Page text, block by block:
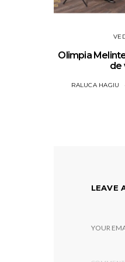
Olimpia
de
RALUCA HAGIU
LEAVE
YOUR